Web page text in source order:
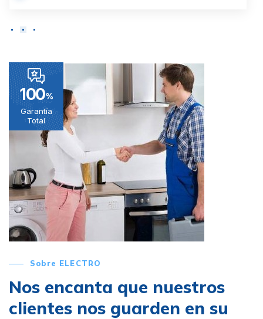
100%
Garantía
Total
Sobre ELECTRO
Nos encanta que nuestros
clientes nos guarden en su